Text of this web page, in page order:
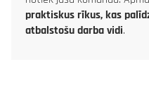
praktiskus rīkus, kas
atbalstošu darba vidi.